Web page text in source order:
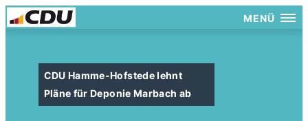
MENÜ
CDU Hamme-Hofstede lehnt
Pläne für Deponie Marbach ab